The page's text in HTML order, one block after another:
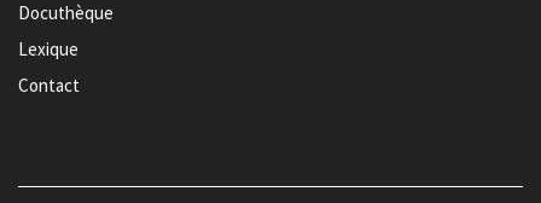
Docuthèque
Lexique
Contact